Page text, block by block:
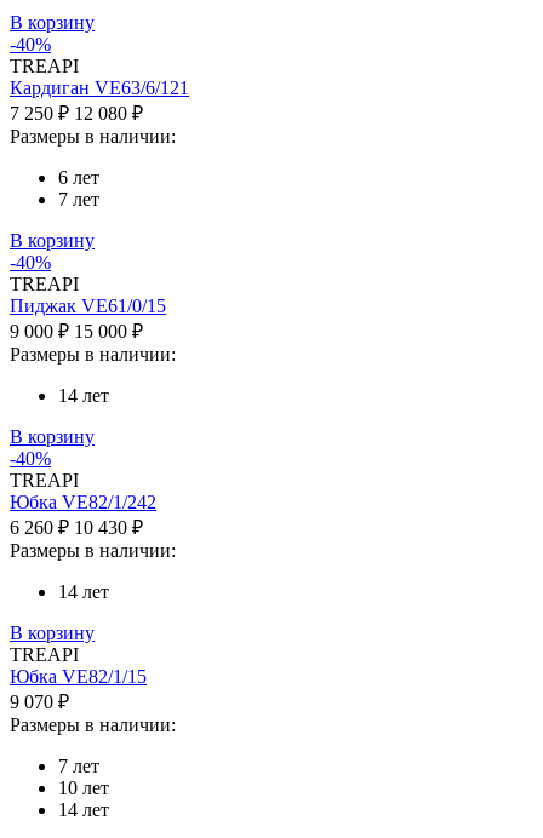
В корзину
-40%
TREAPI
Кардиган VE63/6/121
7 250 ₽ 12 080 ₽
Размеры в наличии:
6 лет
7 лет
В корзину
-40%
TREAPI
Пиджак VE61/0/15
9 000 ₽ 15 000 ₽
Размеры в наличии:
14 лет
В корзину
-40%
TREAPI
Юбка VE82/1/242
6 260 ₽ 10 430 ₽
Размеры в наличии:
14 лет
В корзину
TREAPI
Юбка VE82/1/15
9 070 ₽
Размеры в наличии:
7 лет
10 лет
14 лет